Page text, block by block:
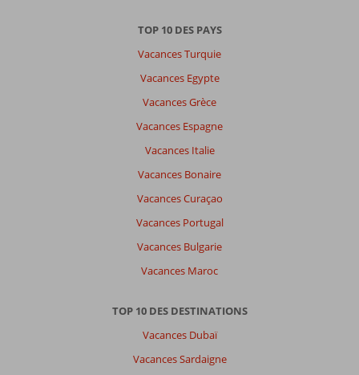
TOP 10 DES PAYS
Vacances Turquie
Vacances Egypte
Vacances Grèce
Vacances Espagne
Vacances Italie
Vacances Bonaire
Vacances Curaçao
Vacances Portugal
Vacances Bulgarie
Vacances Maroc
TOP 10 DES DESTINATIONS
Vacances Dubaï
Vacances Sardaigne